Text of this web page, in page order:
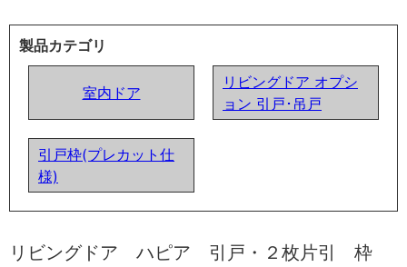
製品カテゴリ
室内ドア
リビングドア オプシ
ョン 引戸･吊戸
引戸枠(プレカット仕
様)
リビングドア ハピア 引戸・２枚片引 枠